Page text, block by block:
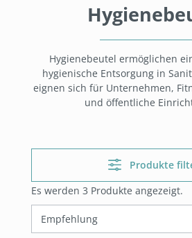
Hygienebeutel ermöglichen
hygienische Entsorgung in
eignen sich für Unternehmen,
und öffentliche
Produkte
Es werden 3 Produkte angezeigt.